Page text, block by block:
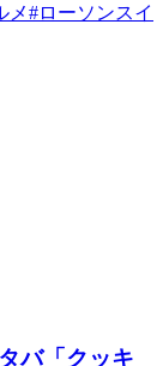
メ#ローソンスイ
バ「クッキ